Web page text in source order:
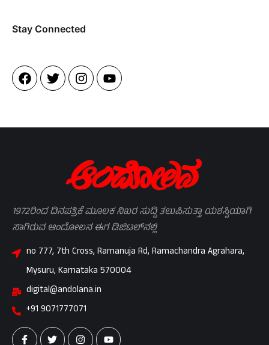
Stay Connected​
1972ರಿಂದ ದಿನಪತ್ರಿಕೆ ಮೂಲಕ ನಿಖರ ಸುದ್ದಿ ತಲುಪಿಸುತ್ತಾ ಯಶಸ್ವಿಯಾಗಿ
ಸಾಗಿರುವ ಆಂದೋಲನ ಈಗ ಡಿಜಿಟಲ್‌ನಲ್ಲಿ
no 777, 7th Cross, Ramanuja Rd, Ramachandra Agrahara,
Mysuru, Karnataka 570004
digital@andolana.in
+91 9071777071